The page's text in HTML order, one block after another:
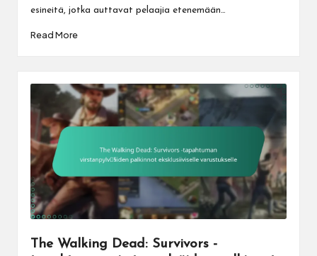
esineitä, jotka auttavat pelaajia etenemään…
Read More
The Walking Dead: Survivors -